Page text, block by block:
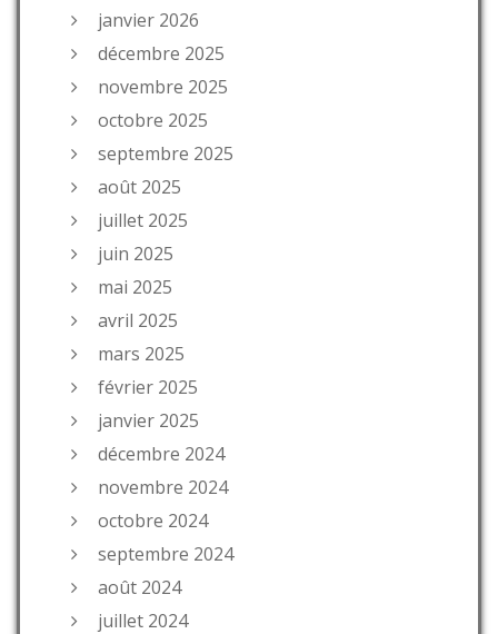
janvier 2026
décembre 2025
novembre 2025
octobre 2025
septembre 2025
août 2025
juillet 2025
juin 2025
mai 2025
avril 2025
mars 2025
février 2025
janvier 2025
décembre 2024
novembre 2024
octobre 2024
septembre 2024
août 2024
juillet 2024